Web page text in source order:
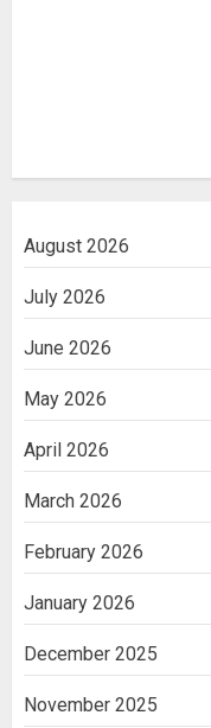
August 2026
July 2026
June 2026
May 2026
April 2026
March 2026
February 2026
January 2026
December 2025
November 2025